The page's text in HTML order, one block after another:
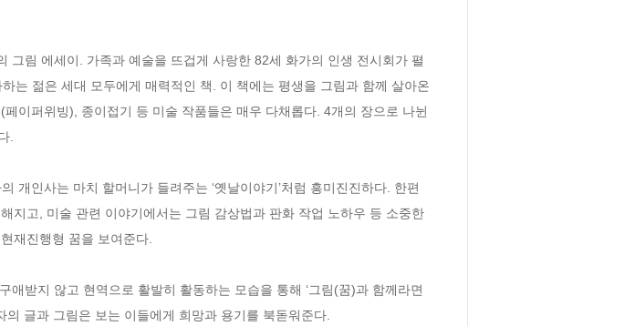
그림 에세이. 가족과 예술을 뜨겁게 사랑한 82세 화가의 인생 전시회가 펼
는 젊은 세대 모두에게 매력적인 책. 이 책에는 평생을 그림과 함께 살아온
이퍼위빙), 종이접기 등 미술 작품들은 매우 다채롭다. 4개의 장으로 나뉜
.
개인사는 마치 할머니가 들려주는 ‘옛날이야기’처럼 흥미진진하다. 한편
지고, 미술 관련 이야기에서는 그림 감상법과 판화 작업 노하우 등 소중한
재진행형 꿈을 보여준다.
받지 않고 현역으로 활발히 활동하는 모습을 통해 ‘그림(꿈)과 함께라면
글과 그림은 보는 이들에게 희망과 용기를 북돋워준다.